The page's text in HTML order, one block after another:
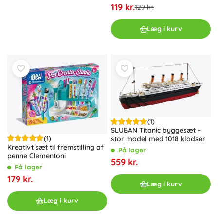
119 kr.129 kr.
Læg i kurv
(1)
Kreativt sæt til fremstilling af
penne Clementoni
På lager
179 kr.
Læg i kurv
(1)
SLUBAN Titanic byggesæt –
stor model med 1018 klodser
På lager
559 kr.
Læg i kurv